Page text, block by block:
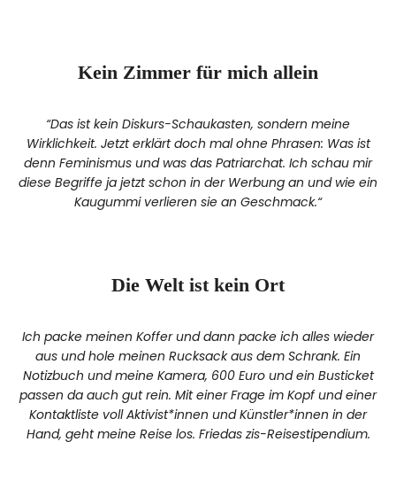
Kein Zimmer für mich allein
“Das ist kein Diskurs-Schaukasten, sondern meine
Wirklichkeit. Jetzt erklärt doch mal ohne Phrasen: Was ist
denn Feminismus und was das Patriarchat. Ich schau mir
diese Begriffe ja jetzt schon in der Werbung an und wie ein
Kaugummi verlieren sie an Geschmack.“
Die Welt ist kein Ort
Ich packe meinen Koffer und dann packe ich alles wieder
aus und hole meinen Rucksack aus dem Schrank. Ein
Notizbuch und meine Kamera, 600 Euro und ein Busticket
passen da auch gut rein. Mit einer Frage im Kopf und einer
Kontaktliste voll Aktivist*innen und Künstler*innen in der
Hand, geht meine Reise los. Friedas zis-Reisestipendium.